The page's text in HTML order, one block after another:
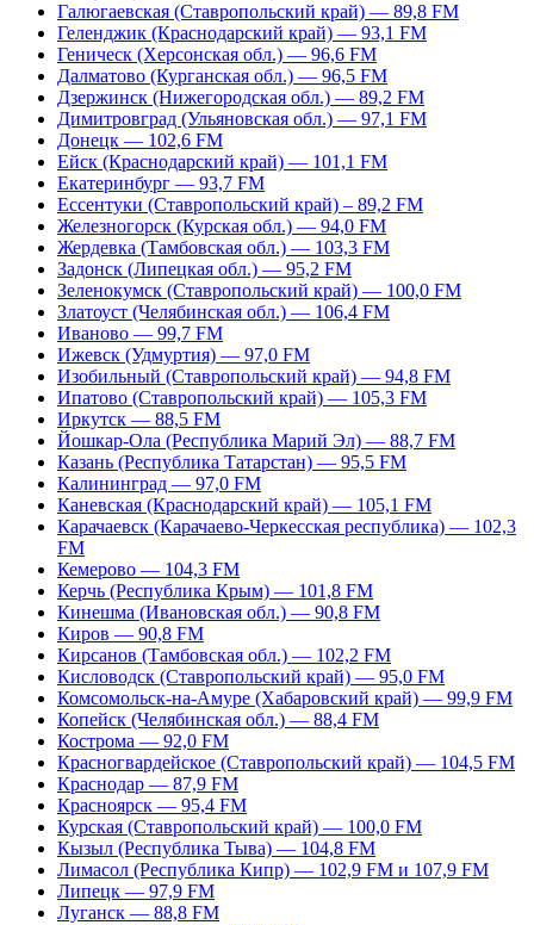
Галюгаевская (Ставропольский край) — 89,8 FM
Геленджик (Краснодарский край) — 93,1 FM
Геническ (Херсонская обл.) — 96,6 FM
Далматово (Курганская обл.) — 96,5 FM
Дзержинск (Нижегородская обл.) — 89,2 FM
Димитровград (Ульяновская обл.) — 97,1 FM
Донецк — 102,6 FM
Ейск (Краснодарский край) — 101,1 FM
Екатеринбург — 93,7 FM
Ессентуки (Ставропольский край) – 89,2 FM
Железногорск (Курская обл.) — 94,0 FM
Жердевка (Тамбовская обл.) — 103,3 FM
Задонск (Липецкая обл.) — 95,2 FM
Зеленокумск (Ставропольский край) — 100,0 FM
Златоуст (Челябинская обл.) — 106,4 FM
Иваново — 99,7 FM
Ижевск (Удмуртия) — 97,0 FM
Изобильный (Ставропольский край) — 94,8 FM
Ипатово (Ставропольский край) — 105,3 FM
Иркутск — 88,5 FM
Йошкар-Ола (Республика Марий Эл) — 88,7 FM
Казань (Республика Татарстан) — 95,5 FM
Калининград — 97,0 FM
Каневская (Краснодарский край) — 105,1 FM
Карачаевск (Карачаево-Черкесская республика) — 102,3
FM
Кемерово — 104,3 FM
Керчь (Республика Крым) — 101,8 FM
Кинешма (Ивановская обл.) — 90,8 FM
Киров — 90,8 FM
Кирсанов (Тамбовская обл.) — 102,2 FM
Кисловодск (Ставропольский край) — 95,0 FM
Комсомольск-на-Амуре (Хабаровский край) — 99,9 FM
Копейск (Челябинская обл.) — 88,4 FM
Кострома — 92,0 FM
Красногвардейское (Ставропольский край) — 104,5 FM
Краснодар — 87,9 FM
Красноярск — 95,4 FM
Курская (Ставропольский край) — 100,0 FM
Кызыл (Республика Тыва) — 104,8 FM
Лимасол (Республика Кипр) — 102,9 FM и 107,9 FM
Липецк — 97,9 FM
Луганск — 88,8 FM